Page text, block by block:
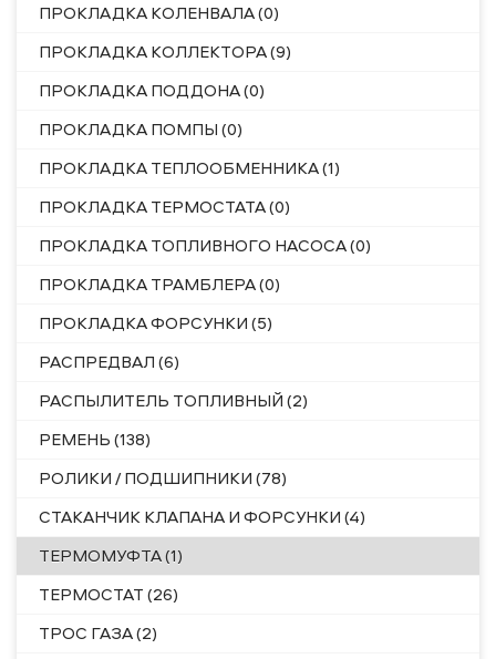
ПРОКЛАДКА КОЛЕНВАЛА (0)
ПРОКЛАДКА КОЛЛЕКТОРА (9)
ПРОКЛАДКА ПОДДОНА (0)
ПРОКЛАДКА ПОМПЫ (0)
ПРОКЛАДКА ТЕПЛООБМЕННИКА (1)
ПРОКЛАДКА ТЕРМОСТАТА (0)
ПРОКЛАДКА ТОПЛИВНОГО НАСОСА (0)
ПРОКЛАДКА ТРАМБЛЕРА (0)
ПРОКЛАДКА ФОРСУНКИ (5)
РАСПРЕДВАЛ (6)
РАСПЫЛИТЕЛЬ ТОПЛИВНЫЙ (2)
РЕМЕНЬ (138)
РОЛИКИ / ПОДШИПНИКИ (78)
СТАКАНЧИК КЛАПАНА И ФОРСУНКИ (4)
ТЕРМОМУФТА (1)
ТЕРМОСТАТ (26)
ТРОС ГАЗА (2)